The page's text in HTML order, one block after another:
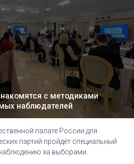
с методиками
наблюдателей
палате России для
партий пройдёт специальный
за выборами.